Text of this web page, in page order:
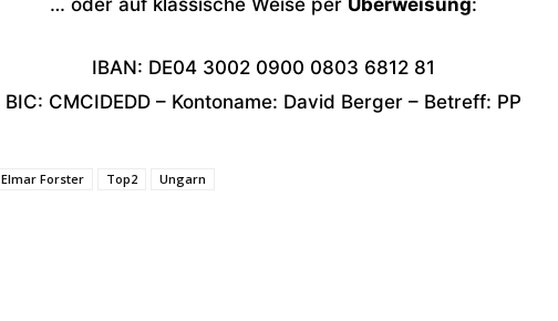
IBAN: DE04 3002 0900 0803 6812 81
BIC: CMCIDEDD – Kontoname: David Berger – Betreff: PP
Elmar Forster Top2 Ungarn